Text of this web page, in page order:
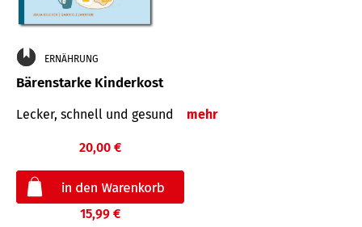
ERNÄHRUNG
Bärenstarke Kinderkost
Lecker, schnell und gesund mehr
20,00 €
15,99 €